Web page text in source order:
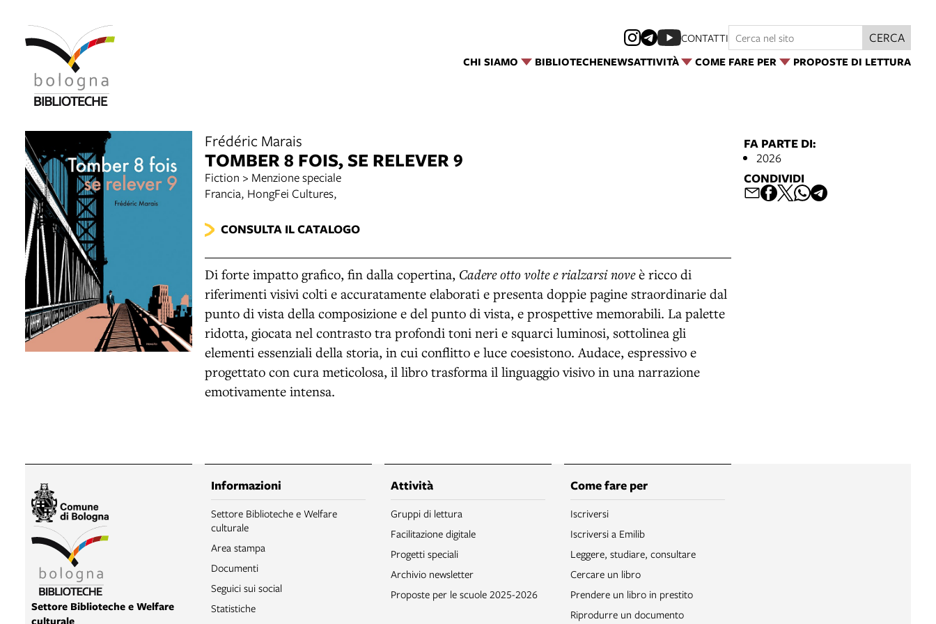
CHI SIAMO BIBLIOTECHENEWSATTIVITÀ COME FARE PER PROPOSTE DI LETTURA
CONTATTI CERCA
Frédéric Marais
TOMBER 8 FOIS, SE RELEVER 9
Fiction > Menzione speciale
Francia, HongFei Cultures,
CONSULTA IL CATALOGO
Di forte impatto grafico, fin dalla copertina, Cadere otto volte e rialzarsi noveè ricco di
riferimenti visivi colti e accuratamente elaborati e presenta doppie pagine straordinarie dal
punto di vista della composizione e del punto di vista, e prospettive memorabili. La palette
ridotta, giocata nel contrasto tra profondi toni neri e squarci luminosi, sottolinea gli
elementi essenziali della storia, in cui conflitto e luce coesistono. Audace, espressivo e
progettato con cura meticolosa, il libro trasforma il linguaggio visivo in una narrazione
emotivamente intensa.
FA PARTE DI:
2026
CONDIVIDI
Settore Biblioteche e Welfare
culturale
Informazioni
Settore Biblioteche e Welfare
culturale
Area stampa
Documenti
Seguici sui social
Statistiche
Attività
Gruppi di lettura
Facilitazione digitale
Progetti speciali
Archivio newsletter
Proposte per le scuole 2025-2026
Come fare per
Iscriversi
Iscriversi a Emilib
Leggere, studiare, consultare
Cercare un libro
Prendere un libro in prestito
Riprodurre un documento